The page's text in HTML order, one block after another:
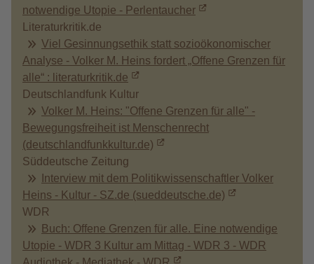
notwendige Utopie - Perlentaucher
Literaturkritik.de
Viel Gesinnungsethik statt sozioökonomischer
Analyse - Volker M. Heins fordert „Offene Grenzen für
alle“ : literaturkritik.de
Deutschlandfunk Kultur
Volker M. Heins: "Offene Grenzen für alle" -
Bewegungsfreiheit ist Menschenrecht
(deutschlandfunkkultur.de)
Süddeutsche Zeitung
Interview mit dem Politikwissenschaftler Volker
Heins - Kultur - SZ.de (sueddeutsche.de)
WDR
Buch: Offene Grenzen für alle. Eine notwendige
Utopie - WDR 3 Kultur am Mittag - WDR 3 - WDR